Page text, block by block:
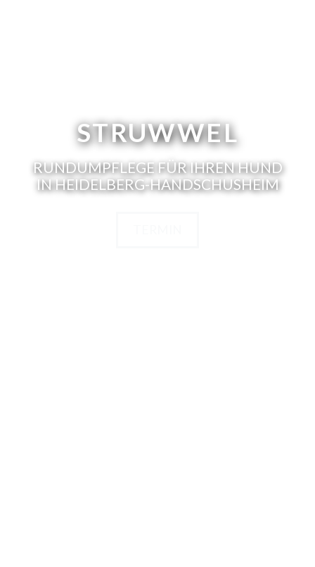
STRUWWEL
RUNDUMPFLEGE FÜR IHREN HUND
IN HEIDELBERG-HANDSCHUSHEIM